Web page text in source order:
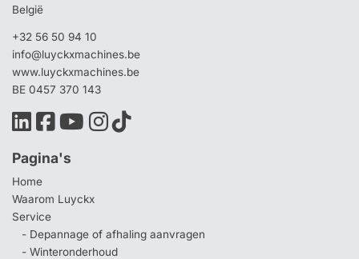
België
+32 56 50 94 10
info@luyckxmachines.be
www.luyckxmachines.be
BE 0457 370 143
Pagina's
Home
Waarom Luyckx
Service
- Depannage of afhaling aanvragen
- Winteronderhoud